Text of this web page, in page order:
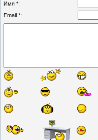
Имя *:
Email *: